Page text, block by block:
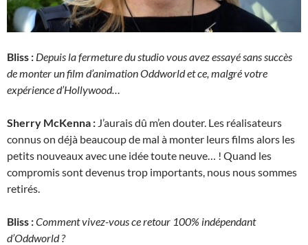
Bliss : Depuis la fermeture du studio vous avez essayé sans succès
de monter un film d’animation Oddworld et ce, malgré votre
expérience d’Hollywood…
Sherry McKenna : J’aurais dû m’en douter. Les réalisateurs
connus on déjà beaucoup de mal à monter leurs films alors les
petits nouveaux avec une idée toute neuve… ! Quand les
compromis sont devenus trop importants, nous nous sommes
retirés.
Bliss :Comment vivez-vous ce retour 100% indépendant
d’Oddworld ?